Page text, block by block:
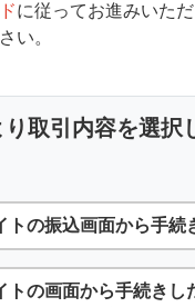
に従ってお進みいた
い。
取引内容を選択
トの振込画面から手続
トの画面から手続きし